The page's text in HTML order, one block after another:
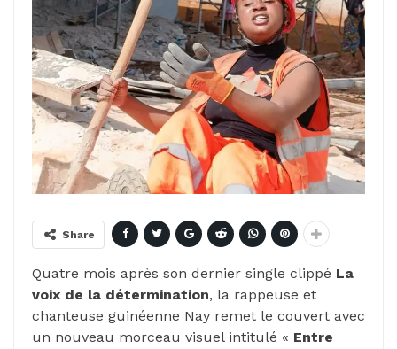
Share
Quatre mois après son dernier single clippé La
voix de la détermination, la rappeuse et
chanteuse guinéenne Nay remet le couvert avec
un nouveau morceau visuel intitulé « Entre